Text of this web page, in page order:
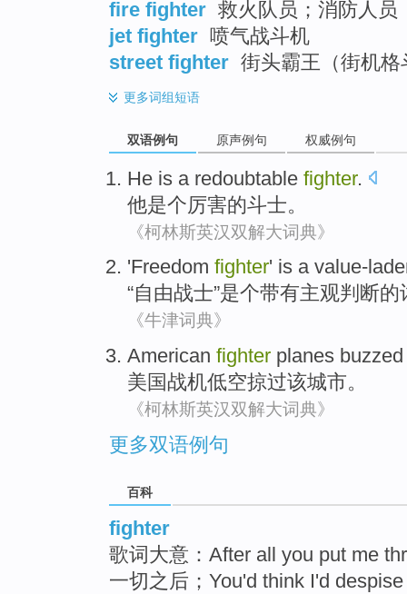
fire fighter 救火队员；消防人员
jet fighter 喷气战斗机
street fighter 街头霸王（街机格
更多词组短语
双语例句 原声例句 权威例句
He is a redoubtable fighter.
他是个厉害的斗士。
《柯林斯英汉双解大词典》
'Freedom fighter' is a value-
“自由战士”是个带有主观判断的
《牛津词典》
American fighter planes buzzed
美国战机低空掠过该城市。
《柯林斯英汉双解大词典》
更多双语例句
百科
fighter
歌词大意：After all you put me
一切之后；You'd think I'd